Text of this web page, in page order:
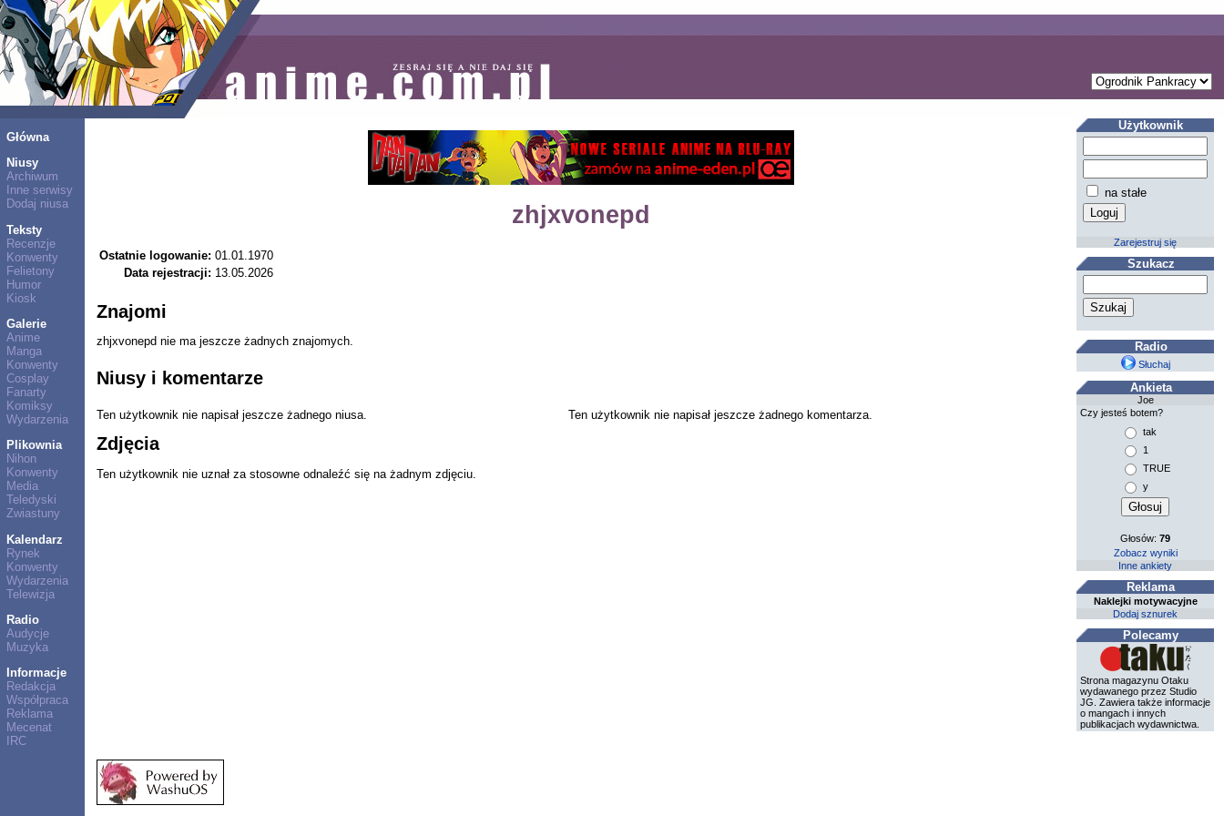
Główna
Niusy
Archiwum
Inne serwisy
Dodaj niusa
Teksty
Recenzje
Konwenty
Felietony
Humor
Kiosk
Galerie
Anime
Manga
Konwenty
Cosplay
Fanarty
Komiksy
Wydarzenia
Plikownia
Nihon
Konwenty
Media
Teledyski
Zwiastuny
Kalendarz
Rynek
Konwenty
Wydarzenia
Telewizja
Radio
Audycje
Muzyka
Informacje
Redakcja
Współpraca
Reklama
Mecenat
IRC
zhjxvonepd
Ostatnie logowanie: 01.01.1970
Data rejestracji: 13.05.2026
Znajomi
zhjxvonepd nie ma jeszcze żadnych znajomych.
Niusy i komentarze
Ten użytkownik nie napisał jeszcze żadnego niusa. Ten użytkownik nie napisał jeszcze żadnego komentarza.
Zdjęcia
Ten użytkownik nie uznał za stosowne odnaleźć się na żadnym zdjęciu.
Użytkownik
na stałe
Zarejestruj się
Szukacz
Radio
Słuchaj
Ankieta
Joe
Czy jesteś botem?
tak
1
TRUE
y
Głosów:79
Zobacz wyniki
Inne ankiety
Reklama
Naklejki motywacyjne
Dodaj sznurek
Polecamy
Strona magazynu Otaku
wydawanego przez Studio
JG. Zawiera także informacje
o mangach i innych
publikacjach wydawnictwa.